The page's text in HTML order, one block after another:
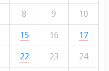
8 9
10
15 16
17
22 23
24